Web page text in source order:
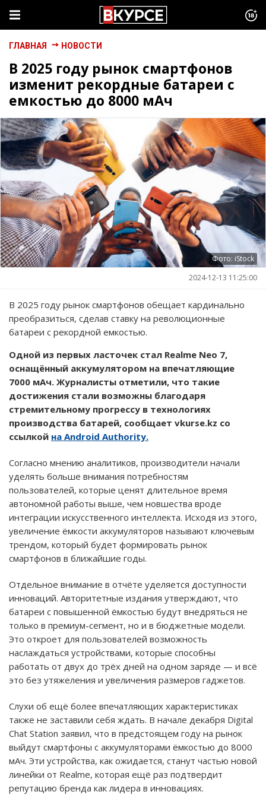
ГЛАВНАЯ НОВОСТИ
В 2025 году рынок смартфонов
изменит рекордные батареи с
емкостью до 8000 мАч
Фото: iStock
2024-12-13 11:25:00
В 2025 году рынок смартфонов обещает кардинально
преобразиться, сделав ставку на революционные
батареи с рекордной емкостью.
Одной из первых ласточек стал Realme Neo 7,
оснащённый аккумулятором на впечатляющие
7000 мАч. Журналисты отметили, что такие
достижения стали возможны благодаря
стремительному прогрессу в технологиях
производства батарей, сообщает vkurse.kz со
ссылкой на Android Authority.
Согласно мнению аналитиков, производители начали
уделять больше внимания потребностям
пользователей, которые ценят длительное время
автономной работы выше, чем новшества вроде
интеграции искусственного интеллекта. Исходя из этого,
увеличение ёмкости аккумуляторов называют ключевым
трендом, который будет формировать рынок
смартфонов в ближайшие годы.
Отдельное внимание в отчёте уделяется доступности
инноваций. Авторитетные издания утверждают, что
батареи с повышенной ёмкостью будут внедряться не
только в премиум-сегмент, но и в бюджетные модели.
Это откроет для пользователей возможность
наслаждаться устройствами, которые способны
работать от двух до трёх дней на одном заряде — и всё
это без утяжеления и увеличения размеров гаджетов.
Слухи об ещё более впечатляющих характеристиках
также не заставили себя ждать. В начале декабря Digital
Chat Station заявил, что в предстоящем году на рынок
выйдут смартфоны с аккумуляторами ёмкостью до 8000
мАч. Эти устройства, как ожидается, станут частью новой
линейки от Realme, которая ещё раз подтвердит
репутацию бренда как лидера в инновациях.